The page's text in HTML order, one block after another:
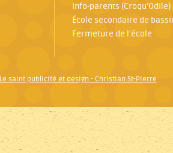
Info-parents (Croqu’Odile)
École secondaire de
Fermeture de l’école
Le saint publicité et design- Christian St-Pierre